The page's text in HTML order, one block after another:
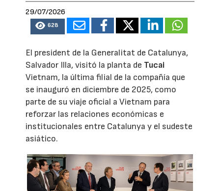
29/07/2026
628
El president de la Generalitat de Catalunya,
Salvador Illa, visitó la planta de Tucai
Vietnam, la última filial de la compañía que
se inauguró en diciembre de 2025, como
parte de su viaje oficial a Vietnam para
reforzar las relaciones económicas e
institucionales entre Catalunya y el sudeste
asiático.